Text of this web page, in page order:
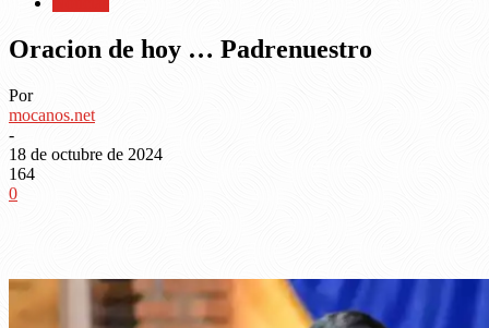
Oracion de hoy … Padrenuestro
Por
mocanos.net
-
18 de octubre de 2024
164
0